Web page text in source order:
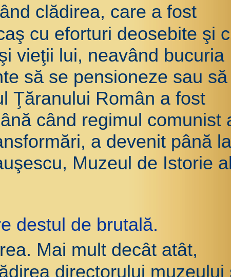
clădirea, care a fost
cu eforturi deosebite şi
vieţii lui, neavând bucuria
să se pensioneze sau să
Ţăranului Român a fost
când regimul comunist
a devenit până la
Muzeul de Istorie al
destul de brutală.
Mai mult decât atât,
directorului muzeului